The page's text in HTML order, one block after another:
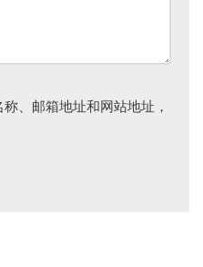
、邮箱地址和网站地址，